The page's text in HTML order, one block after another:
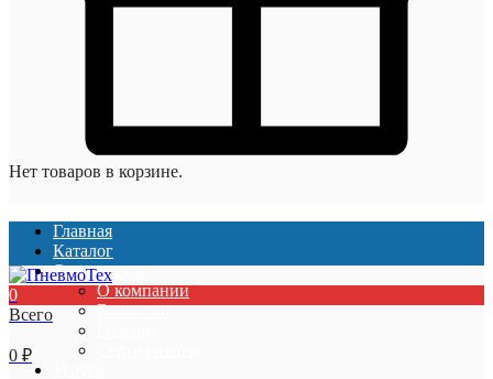
Нет товаров в корзине.
Главная
Каталог
О компании
О компании
Вакансии
0
Всего
0 ₽